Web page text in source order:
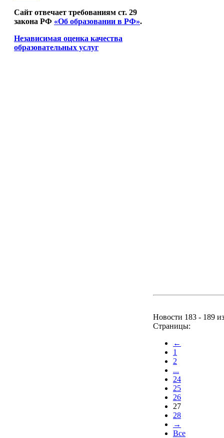
Сайт отвечает требованиям ст. 29
закона РФ «Об образовании в РФ».
Независимая оценка качества
образовательных услуг
Новости 183 - 189
Страницы:
←
1
2
...
24
25
26
27
28
→
Все